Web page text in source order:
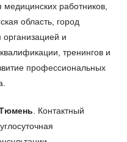
работников,
область, город
и
тренингов и
профессиональных
. Контактный